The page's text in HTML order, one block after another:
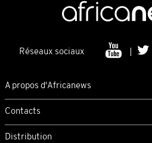
Réseaux sociaux
A propos d'Africanews
Contacts
Distribution